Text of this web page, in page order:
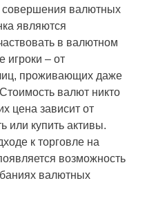
совершения валютных
являются
в валютном
игроки – от
проживающих даже
валют никто
цена зависит от
или купить активы.
к торговле на
возможность
валютных